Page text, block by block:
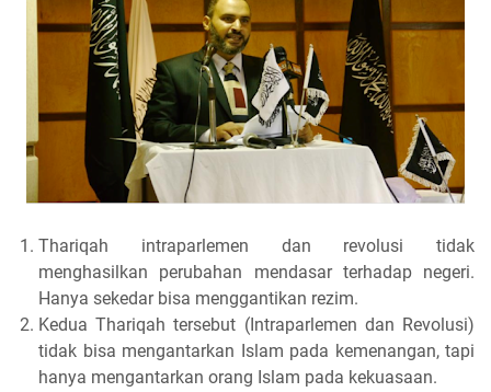
Thariqah intraparlemen dan revolusi tidak
menghasilkan perubahan mendasar terhadap negeri.
Hanya sekedar bisa menggantikan rezim.
Kedua Thariqah tersebut (Intraparlemen dan Revolusi)
tidak bisa mengantarkan Islam pada kemenangan, tapi
hanya mengantarkan orang Islam pada kekuasaan.